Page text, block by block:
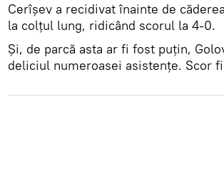
Cerîșev a recidivat înainte de
la colțul lung, ridicând scorul la 4-0.
Și, de parcă asta ar fi fost puțin,
deliciul numeroasei asistențe. Scor